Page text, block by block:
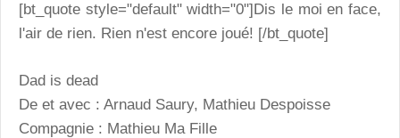
[bt_quote style="default" width="0"]Dis le moi en face,
l'air de rien. Rien n'est encore joué! [/bt_quote]
Dad is dead
De et avec : Arnaud Saury, Mathieu Despoisse
Compagnie : Mathieu Ma Fille